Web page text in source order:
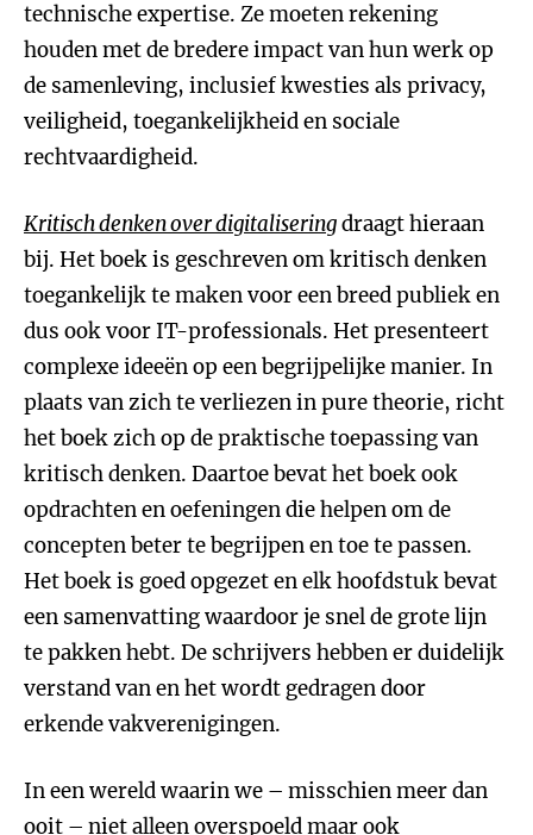
technische expertise. Ze moeten rekening
houden met de bredere impact van hun werk op
de samenleving, inclusief kwesties als privacy,
veiligheid, toegankelijkheid en sociale
rechtvaardigheid.
Kritisch denken over digitaliseringdraagt hieraan
bij. Het boek is geschreven om kritisch denken
toegankelijk te maken voor een breed publiek en
dus ook voor IT-professionals. Het presenteert
complexe ideeën op een begrijpelijke manier. In
plaats van zich te verliezen in pure theorie, richt
het boek zich op de praktische toepassing van
kritisch denken. Daartoe bevat het boek ook
opdrachten en oefeningen die helpen om de
concepten beter te begrijpen en toe te passen.
Het boek is goed opgezet en elk hoofdstuk bevat
een samenvatting waardoor je snel de grote lijn
te pakken hebt. De schrijvers hebben er duidelijk
verstand van en het wordt gedragen door
erkende vakverenigingen.
In een wereld waarin we – misschien meer dan
ooit – niet alleen overspoeld maar ook